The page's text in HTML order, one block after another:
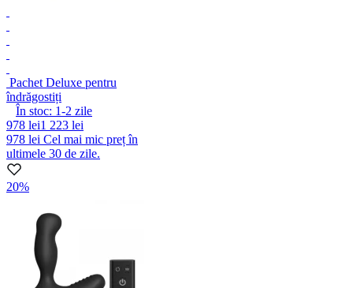
Pachet Deluxe pentru
îndrăgostiți
În stoc: 1-2 zile
978 lei1 223 lei
978 lei Cel mai mic preț în
ultimele 30 de zile.
20%